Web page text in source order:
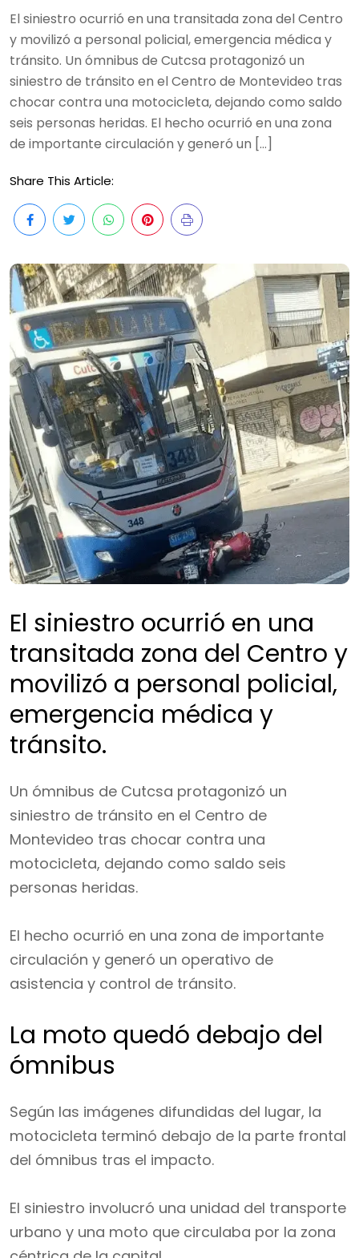
El siniestro ocurrió en una transitada zona del Centro
y movilizó a personal policial, emergencia médica y
tránsito. Un ómnibus de Cutcsa protagonizó un
siniestro de tránsito en el Centro de Montevideo tras
chocar contra una motocicleta, dejando como saldo
seis personas heridas. El hecho ocurrió en una zona
de importante circulación y generó un […]
Share This Article:
El siniestro ocurrió en una
transitada zona del Centro y
movilizó a personal policial,
emergencia médica y
tránsito.
Un ómnibus de Cutcsa protagonizó un
siniestro de tránsito en el Centro de
Montevideo tras chocar contra una
motocicleta, dejando como saldo seis
personas heridas.
El hecho ocurrió en una zona de importante
circulación y generó un operativo de
asistencia y control de tránsito.
La moto quedó debajo del
ómnibus
Según las imágenes difundidas del lugar, la
motocicleta terminó debajo de la parte frontal
del ómnibus tras el impacto.
El siniestro involucró una unidad del transporte
urbano y una moto que circulaba por la zona